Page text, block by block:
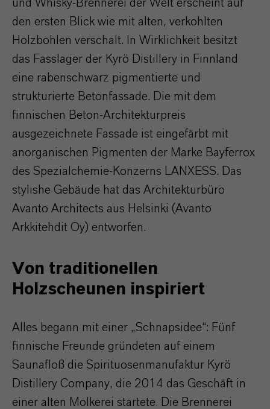
und Whisky-Brennerei der Welt erscheint auf
den ersten Blick wie mit alten, verkohlten
Holzbohlen verschalt. In Wirklichkeit besitzt
das Fasslager der Kyrö Distillery in Finnland
eine rabenschwarz pigmentierte und
strukturierte Betonfassade. Die mit dem
finnischen Beton-Architekturpreis
ausgezeichnete Fassade ist eingefärbt mit
anorganischen Pigmenten der Marke Bayferrox
des Spezialchemie-Konzerns LANXESS. Das
stylishe Gebäude hat das Architekturbüro
Avanto Architects aus Helsinki (Avanto
Arkkitehdit Oy) entworfen.
Von traditionellen
Holzscheunen inspiriert
Alles begann mit einer „Schnapsidee“: Fünf
finnische Freunde gründeten auf einem
Saunafloß die Spirituosenmanufaktur Kyrö
Distillery Company, die 2014 das Geschäft in
einer alten Molkerei startete. Die Brennerei